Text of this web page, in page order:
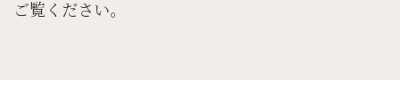
ご覧ください。